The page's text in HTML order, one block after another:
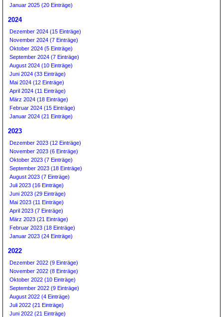
Januar 2025 (20 Einträge)
2024
Dezember 2024 (15 Einträge)
November 2024 (7 Einträge)
Oktober 2024 (5 Einträge)
September 2024 (7 Einträge)
August 2024 (10 Einträge)
Juni 2024 (33 Einträge)
Mai 2024 (12 Einträge)
April 2024 (11 Einträge)
März 2024 (18 Einträge)
Februar 2024 (15 Einträge)
Januar 2024 (21 Einträge)
2023
Dezember 2023 (12 Einträge)
November 2023 (6 Einträge)
Oktober 2023 (7 Einträge)
September 2023 (18 Einträge)
August 2023 (7 Einträge)
Juli 2023 (16 Einträge)
Juni 2023 (29 Einträge)
Mai 2023 (11 Einträge)
April 2023 (7 Einträge)
März 2023 (21 Einträge)
Februar 2023 (18 Einträge)
Januar 2023 (24 Einträge)
2022
Dezember 2022 (9 Einträge)
November 2022 (8 Einträge)
Oktober 2022 (10 Einträge)
September 2022 (9 Einträge)
August 2022 (4 Einträge)
Juli 2022 (21 Einträge)
Juni 2022 (21 Einträge)